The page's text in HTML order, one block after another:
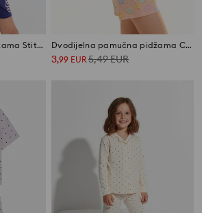
Oversize dvodijelni pidžama Stitch Dvodijelna pamučna pidžama Care Bears
3,99 EUR5,49EUR